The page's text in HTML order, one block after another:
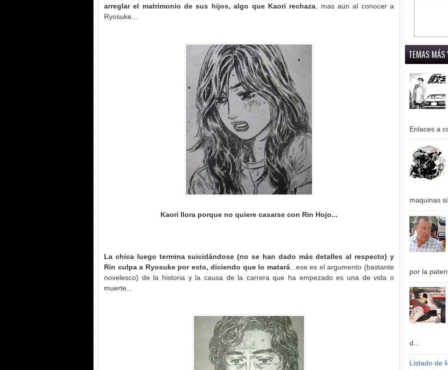
arreglar el matrimonio de sus hijos, algo que Kaori rechaza , mas aun al conocer a
Ryosuke...
Kaori llora porque no quiere casarse con Rin Hojo...
La chica luego termina suicidándose (no se han dado más detalles al respecto) y
Rin culpa a Ryosuke por esto, diciendo que lo matará...ese es el argumento (bastante
novelesco) de la historia y la causa de la carrera que ha empezado es una de vida o
muerte...
TEMAS MÁS
Enlaces a
maquinas
por la
d...
Listado de